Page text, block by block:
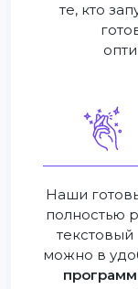
те, кто
Наши
полностью
текстовый
можно в